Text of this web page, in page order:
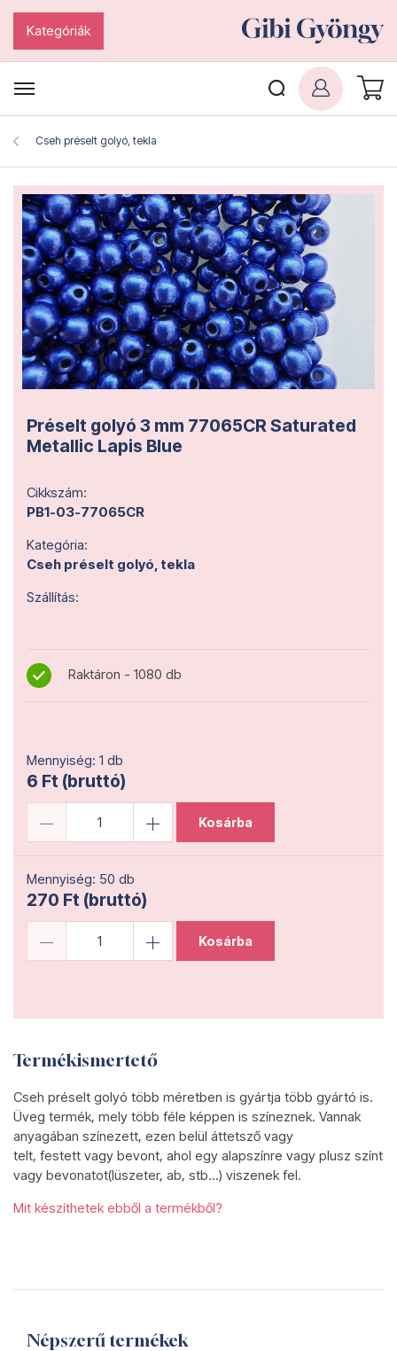
Kategóriák
Cseh préselt golyó, tekla
Préselt golyó 3 mm 77065CR Saturated
Metallic Lapis Blue
Cikkszám:
PB1-03-77065CR
Kategória:
Cseh préselt golyó, tekla
Szállítás:
Raktáron - 1080 db
Mennyiség: 1 db
6 Ft (bruttó)
Kosárba
Mennyiség: 50 db
270 Ft (bruttó)
Kosárba
Termékismertető
Cseh préselt golyó több méretben is gyártja több gyártó is.
Üveg termék, mely több féle képpen is színeznek. Vannak
anyagában színezett, ezen belül áttetsző vagy
telt, festett vagy bevont, ahol egy alapszínre vagy plusz színt
vagy bevonatot(lüszeter, ab, stb...) viszenek fel.
Mit készíthetek ebből a termékből?
Népszerű termékek